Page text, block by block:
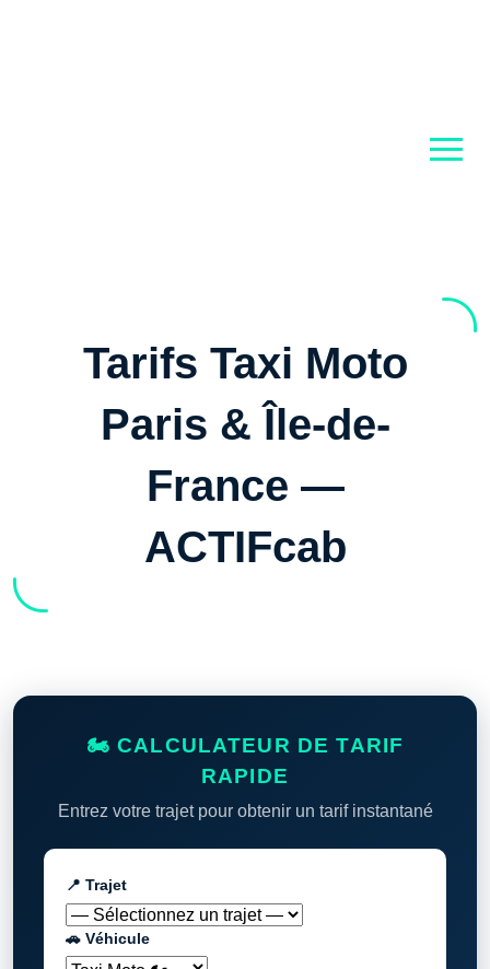
Tarifs Taxi Moto
Paris & Île-de-
France —
ACTIFcab
🏍️ CALCULATEUR DE TARIF
RAPIDE
Entrez votre trajet pour obtenir un tarif instantané
📍 Trajet
🚗 Véhicule